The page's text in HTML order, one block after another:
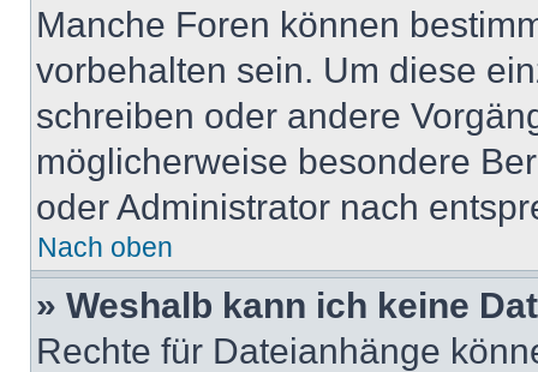
Manche Foren können
vorbehalten sein. Um diese
schreiben oder andere
möglicherweise besondere
oder Administrator nach
Nach oben
» Weshalb kann ich keine
Rechte für Dateianhänge